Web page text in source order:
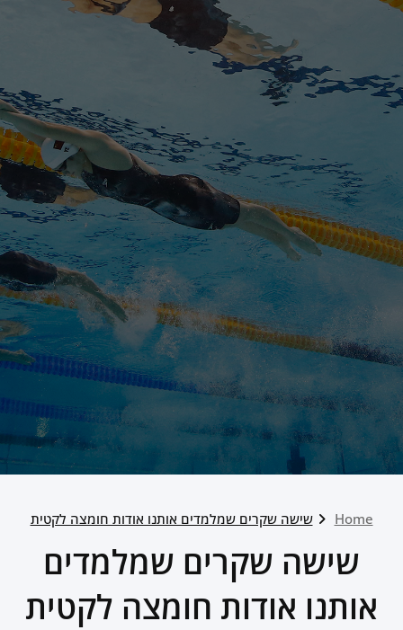
Home שישה שקרים שמלמדים אותנו אודות חומצה לקטית
שישה שקרים שמלמדים
אותנו אודות חומצה לקטית